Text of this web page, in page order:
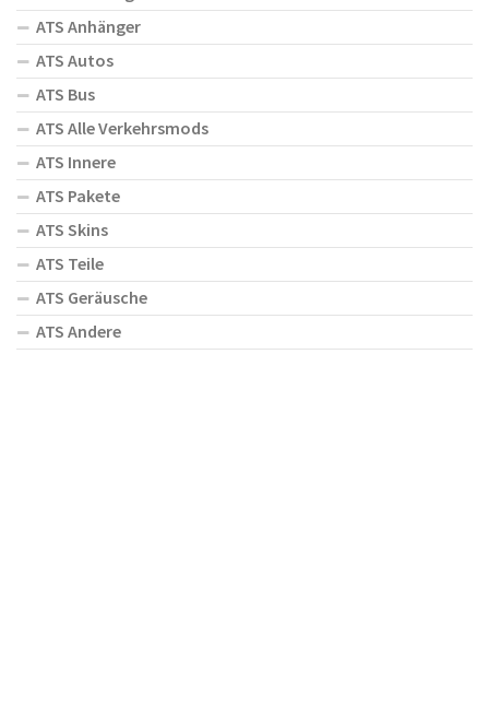
ATS Anhänger
ATS Autos
ATS Bus
ATS Alle Verkehrsmods
ATS Innere
ATS Pakete
ATS Skins
ATS Teile
ATS Geräusche
ATS Andere